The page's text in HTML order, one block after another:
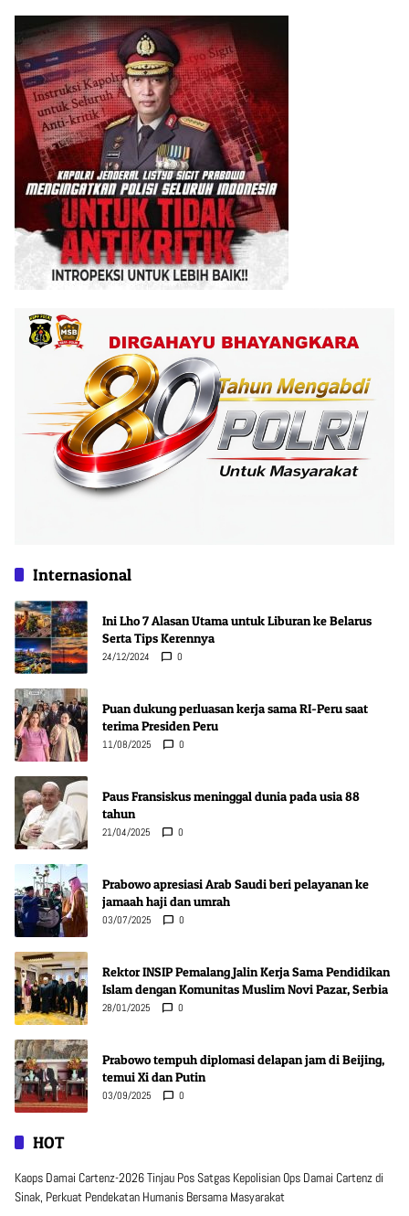
Internasional
Ini Lho 7 Alasan Utama untuk Liburan ke Belarus
Serta Tips Kerennya
24/12/2024 0
Puan dukung perluasan kerja sama RI-Peru saat
terima Presiden Peru
11/08/2025 0
Paus Fransiskus meninggal dunia pada usia 88
tahun
21/04/2025 0
Prabowo apresiasi Arab Saudi beri pelayanan ke
jamaah haji dan umrah
03/07/2025 0
Rektor INSIP Pemalang Jalin Kerja Sama Pendidikan
Islam dengan Komunitas Muslim Novi Pazar, Serbia
28/01/2025 0
Prabowo tempuh diplomasi delapan jam di Beijing,
temui Xi dan Putin
03/09/2025 0
HOT
Kaops Damai Cartenz-2026 Tinjau Pos Satgas Kepolisian Ops Damai Cartenz di
Sinak, Perkuat Pendekatan Humanis Bersama Masyarakat